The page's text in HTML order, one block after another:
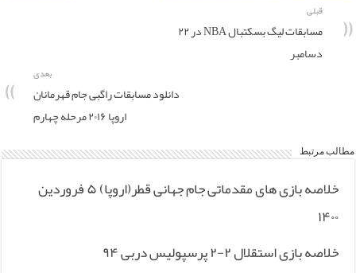
قبلی
مسابقات لیگ بسکتبال NBA در ۲۲
دسامبر
بعدی
دانلود مسابقات راگبی جام قهرمانان
اروپا ۲۰۱۶ مرحله چهارم
مطالب مرتبط
خلاصه بازی های مقدماتی جام جهانی قطر(اروپا) ۵ فروردین
۱۴۰۰
خلاصه بازی استقلال ۲-۲ پرسپولیس دربی ۹۴